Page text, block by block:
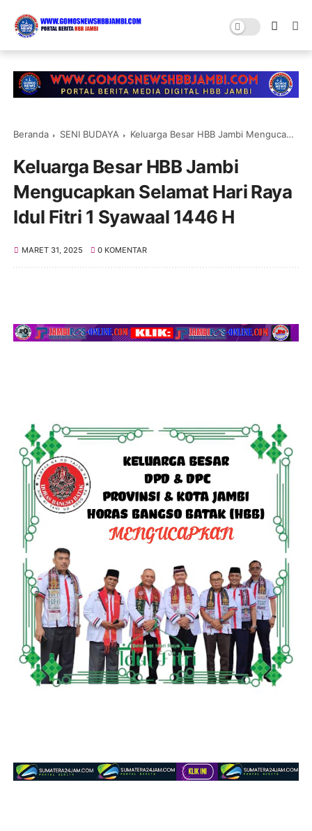
Beranda SENI BUDAYA Keluarga Besar HBB Jambi Mengucapkan Selamat Hari Raya Idul Fitri 1 Syawaal 1446 H
Keluarga Besar HBB Jambi
Mengucapkan Selamat Hari Raya
Idul Fitri 1 Syawaal 1446 H
MARET 31, 2025 0 KOMENTAR